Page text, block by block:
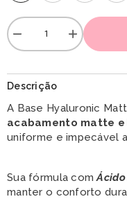
Diminuir
quantidade
Hyaluronic
Matte
Cor
1
–
Nina
Aumentar
quantidade
Cor
1
Nina
Descrição
A Base Hyaluronic
acabamento matte e
uniforme e impecável
Sua fórmula com
manter o conforto